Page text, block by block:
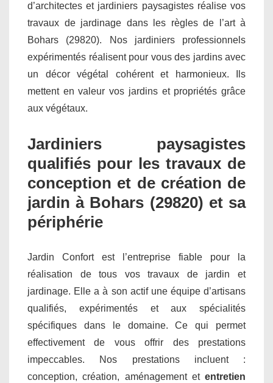
d’architectes et jardiniers paysagistes réalise vos
travaux de jardinage dans les règles de l’art à
Bohars (29820). Nos jardiniers professionnels
expérimentés réalisent pour vous des jardins avec
un décor végétal cohérent et harmonieux. Ils
mettent en valeur vos jardins et propriétés grâce
aux végétaux.
Jardiniers paysagistes
qualifiés pour les travaux de
conception et de création de
jardin à Bohars (29820) et sa
périphérie
Jardin Confort est l’entreprise fiable pour la
réalisation de tous vos travaux de jardin et
jardinage. Elle a à son actif une équipe d’artisans
qualifiés, expérimentés et aux spécialités
spécifiques dans le domaine. Ce qui permet
effectivement de vous offrir des prestations
impeccables. Nos prestations incluent :
conception, création, aménagement et entretien